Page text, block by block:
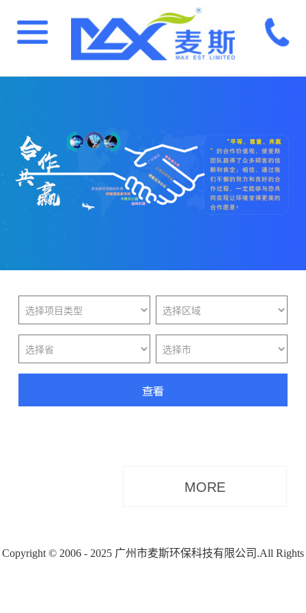
Copyright © 2006 - 2025 广州市麦斯环保科技有限公司.All Rights